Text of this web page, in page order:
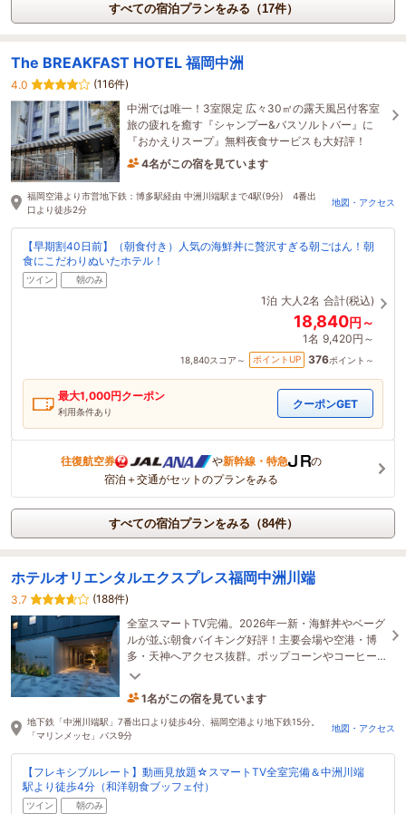
すべての宿泊プランをみる（17件）
The BREAKFAST HOTEL 福岡中洲
4.0
(116件)
中洲では唯一！3室限定 広々30㎡の露天風呂付客室
旅の疲れを癒す『シャンプー&バスソルトバー』に
『おかえりスープ』無料夜食サービスも大好評！
4名がこの宿を見ています
福岡空港より市営地下鉄：博多駅経由 中洲川端駅まで4駅(9分) 4番出
口より徒歩2分
地図・アクセス
【早期割40日前】（朝食付き）人気の海鮮丼に贅沢すぎる朝ごはん！朝
食にこだわりぬいたホテル！
ツイン 朝のみ
1泊 大人2名 合計(税込)
18,840円～
1名 9,420円～
18,840スコア～ ポイントUP 376ポイント～
最大1,000円クーポン
利用条件あり
クーポンGET
往復航空券 や新幹線・特急
の
宿泊＋交通がセットのプランをみる
すべての宿泊プランをみる（84件）
ホテルオリエンタルエクスプレス福岡中洲川端
3.7
(188件)
全室スマートTV完備。2026年一新・海鮮丼やベーグ
ルが並ぶ朝食バイキング好評！主要会場や空港・博
多・天神へアクセス抜群。ポップコーンやコーヒー
等のウェルカムサービスをご用意。
1名がこの宿を見ています
16時間前に予約されました
地下鉄「中洲川端駅」7番出口より徒歩4分、福岡空港より地下鉄15分。
「マリンメッセ」バス9分
地図・アクセス
【フレキシブルレート】動画見放題☆スマートTV全室完備＆中洲川端
駅より徒歩4分（和洋朝食ブッフェ付）
ツイン 朝のみ